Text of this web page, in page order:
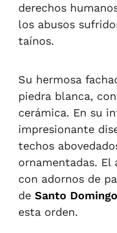
derechos
los abusos
taínos.
Su hermosa
piedra blanca,
cerámica. En su
impresionante
techos
ornamentadas. El
con adornos de
de Santo
esta orden.